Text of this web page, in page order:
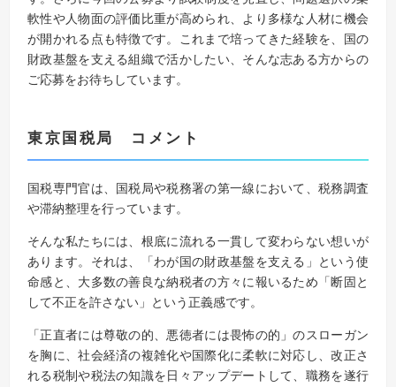
軟性や人物面の評価比重が高められ、より多様な人材に機会
が開かれる点も特徴です。これまで培ってきた経験を、国の
財政基盤を支える組織で活かしたい、そんな志ある方からの
ご応募をお待ちしています。
東京国税局 コメント
国税専門官は、国税局や税務署の第一線において、税務調査
や滞納整理を行っています。
そんな私たちには、根底に流れる一貫して変わらない想いが
あります。それは、「わが国の財政基盤を支える」という使
命感と、大多数の善良な納税者の方々に報いるため「断固と
して不正を許さない」という正義感です。
「正直者には尊敬の的、悪徳者には畏怖の的」のスローガン
を胸に、社会経済の複雑化や国際化に柔軟に対応し、改正さ
れる税制や税法の知識を日々アップデートして、職務を遂行